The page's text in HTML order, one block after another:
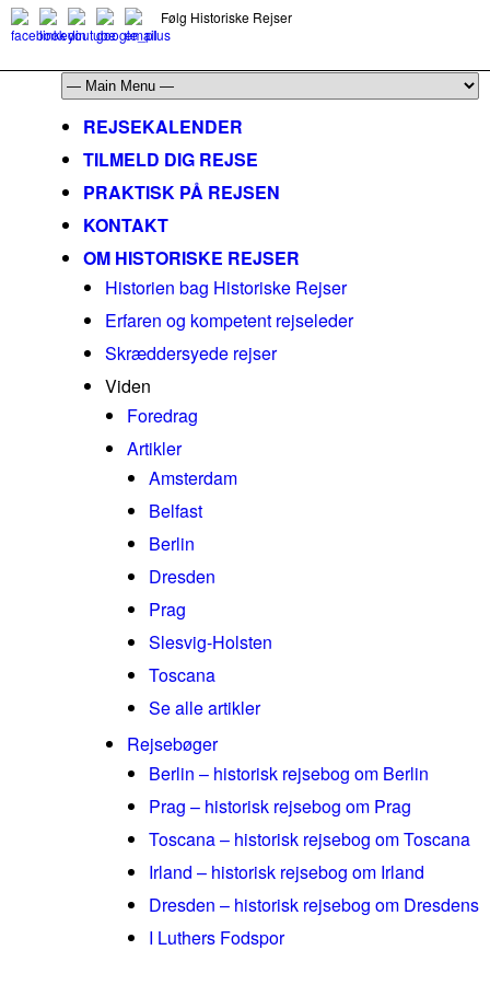
Følg Historiske Rejser
REJSEKALENDER
TILMELD DIG REJSE
PRAKTISK PÅ REJSEN
KONTAKT
OM HISTORISKE REJSER
Historien bag Historiske Rejser
Erfaren og kompetent rejseleder
Skræddersyede rejser
Viden
Foredrag
Artikler
Amsterdam
Belfast
Berlin
Dresden
Prag
Slesvig-Holsten
Toscana
Se alle artikler
Rejsebøger
Berlin – historisk rejsebog om Berlin
Prag – historisk rejsebog om Prag
Toscana – historisk rejsebog om Toscana
Irland – historisk rejsebog om Irland
Dresden – historisk rejsebog om Dresdens
I Luthers Fodspor